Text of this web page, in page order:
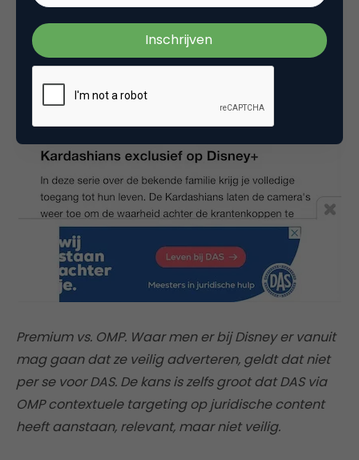
Premium vs. OMP. Waar men er bij Disney er vanuit
mag gaan dat ze veilig adverteren, geldt dat niet
per se voor DAS. De kans is zelfs groot dat DAS via
OMP contextuele targeting op juridischecontent
heeft aanstaan, relevant, maar niet veilig.